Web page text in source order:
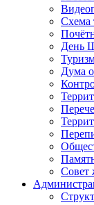
Схема
День
Дума
Совет